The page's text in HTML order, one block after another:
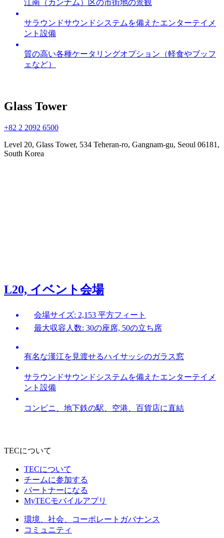
江南（カンナム）区の市街地の景観
サラウンドサウンドシステムを備えたエンターテイメ
ント設備
質の高い各種ケータリングオプション（軽食やブッフ
ェなど）
Glass Tower
+82 2 2092 6500
Level 20, Glass Tower, 534 Teheran-ro, Gangnam-gu, Seoul 06181,
South Korea
L20, イベント会場
会場サイズ: 2,153 平方フィート
最大収容人数: 30の座席, 50の立ち席
有名な漢江を見渡せるハイサッシのガラス窓
サラウンドサウンドシステムを備えたエンターテイメ
ント設備
コンビニ、地下鉄の駅、空港、百貨店に直結
TECについて
TECについて
チームに参加する
パートナーになる
MyTECモバイルアプリ
環境、社会、コーポレートガバナンス
コミュニティ